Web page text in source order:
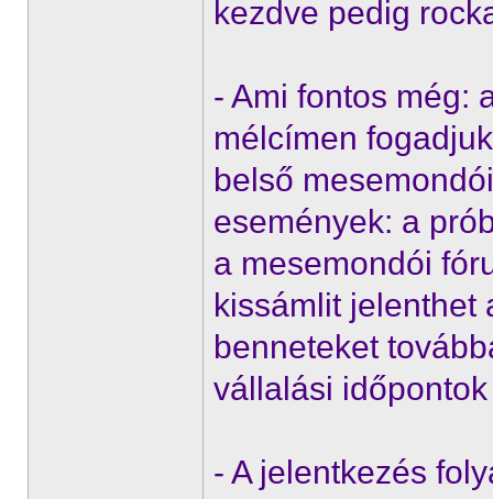
kezdve pedig
- Ami fontos még:
mélcímen
belső
események: a
a mesemondói
kissámlit jelenthet
benneteket
vállalási
- A jelentkezés